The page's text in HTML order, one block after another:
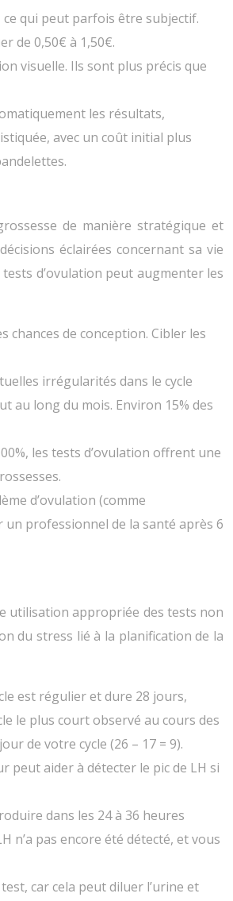
qui peut parfois être subjectif.
de 0,50€ à 1,50€.
visuelle. Ils sont plus précis que
les résultats,
avec un coût initial plus
de manière stratégique et
éclairées concernant sa vie
d’ovulation peut augmenter les
chances de conception. Cibler les
irrégularités dans le cycle
au long du mois. Environ 15% des
les tests d’ovulation offrent une
d’ovulation (comme
professionnel de la santé après 6
utilisation appropriée des tests non
du stress lié à la planification de la
est régulier et dure 28 jours,
le plus court observé au cours des
de votre cycle (26 – 17 = 9).
peut aider à détecter le pic de LH si
dans les 24 à 36 heures
n’a pas encore été détecté, et vous
car cela peut diluer l’urine et